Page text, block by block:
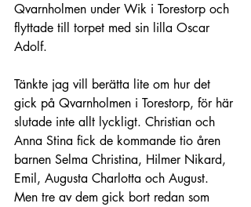
Qvarnholmen under Wik i Torestorp och
flyttade till torpet med sin lilla Oscar
Adolf.
Tänkte jag vill berätta lite om hur det
gick på Qvarnholmen i Torestorp, för här
slutade inte allt lyckligt. Christian och
Anna Stina fick de kommande tio åren
barnen Selma Christina, Hilmer Nikard,
Emil, Augusta Charlotta och August.
Men tre av dem gick bort redan som